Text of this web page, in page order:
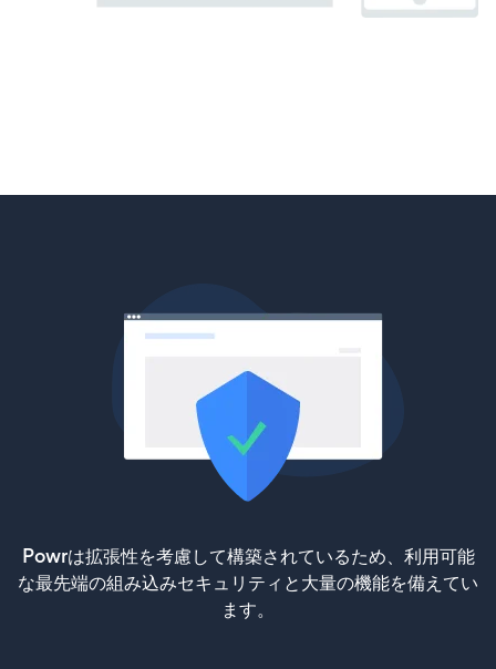
Powrは拡張性を考慮して構築されているため、利用可能
な最先端の組み込みセキュリティと大量の機能を備えてい
ます。